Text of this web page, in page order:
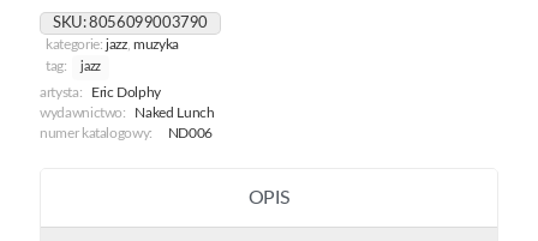
Uppsala
Concert
Vol.1
SKU:8056099003790
kategorie: jazz,muzyka
tag:
jazz
artysta:
Eric Dolphy
wydawnictwo:
Naked Lunch
numer katalogowy:
ND006
OPIS